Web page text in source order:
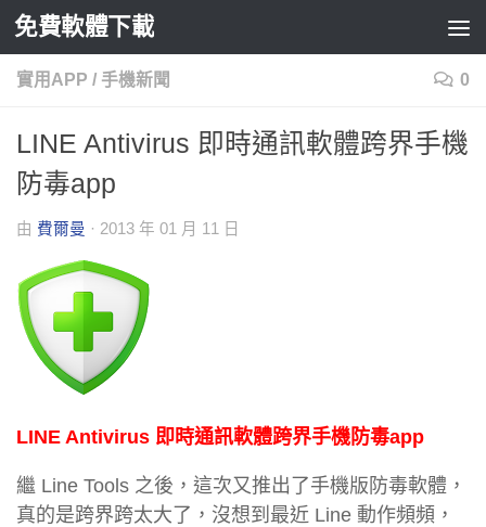
Skip to content
免費軟體下載
實用APP / 手機新聞 0
LINE Antivirus 即時通訊軟體跨界手機
防毒app
由 費爾曼 · 2013 年 01 月 11 日
LINE Antivirus 即時通訊軟體跨界手機防毒app
繼 Line Tools 之後，這次又推出了手機版防毒軟體，
真的是跨界跨太大了，沒想到最近 Line 動作頻頻，